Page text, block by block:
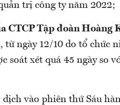
trị công ty năm 2022;
CTCP Tập đoàn Hoàng
ngày 12/10 do tổ chức
soát xét quá 45 ngày so
vào phiên thứ Sáu